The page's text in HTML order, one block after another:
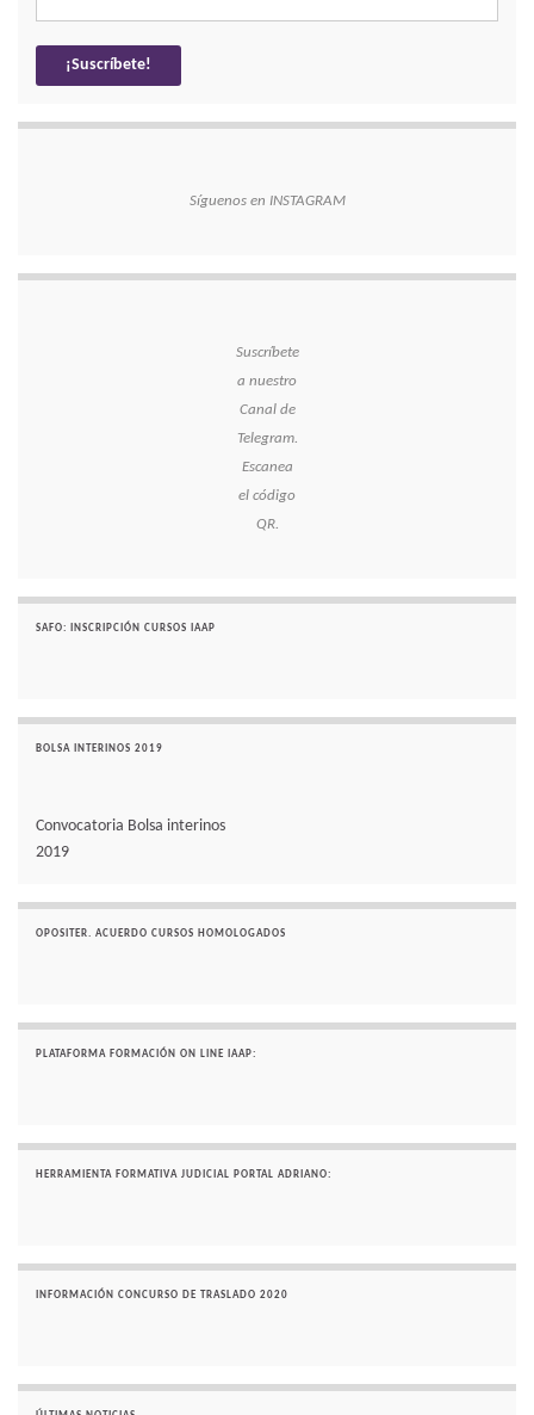
Síguenos en INSTAGRAM
Suscríbete
a nuestro
Canal de
Telegram.
Escanea
el código
QR.
SAFO: INSCRIPCIÓN CURSOS IAAP
BOLSA INTERINOS 2019
Convocatoria Bolsa interinos
2019
OPOSITER. ACUERDO CURSOS HOMOLOGADOS
PLATAFORMA FORMACIÓN ON LINE IAAP:
HERRAMIENTA FORMATIVA JUDICIAL PORTAL ADRIANO:
INFORMACIÓN CONCURSO DE TRASLADO 2020